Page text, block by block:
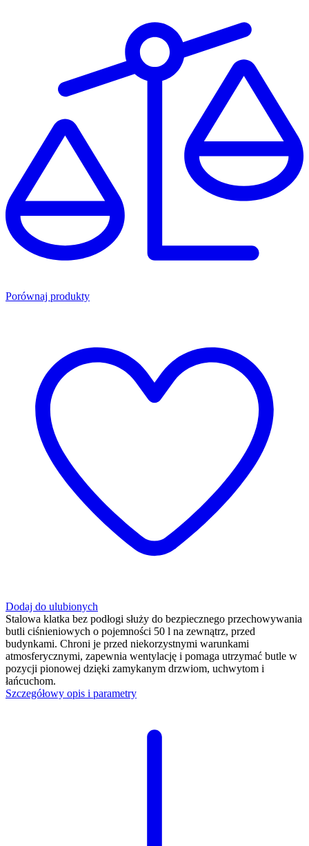
Porównaj produkty
Dodaj do ulubionych
Stalowa klatka bez podłogi służy do bezpiecznego przechowywania
butli ciśnieniowych o pojemności 50 l na zewnątrz, przed
budynkami. Chroni je przed niekorzystnymi warunkami
atmosferycznymi, zapewnia wentylację i pomaga utrzymać butle w
pozycji pionowej dzięki zamykanym drzwiom, uchwytom i
łańcuchom.
Szczegółowy opis i parametry